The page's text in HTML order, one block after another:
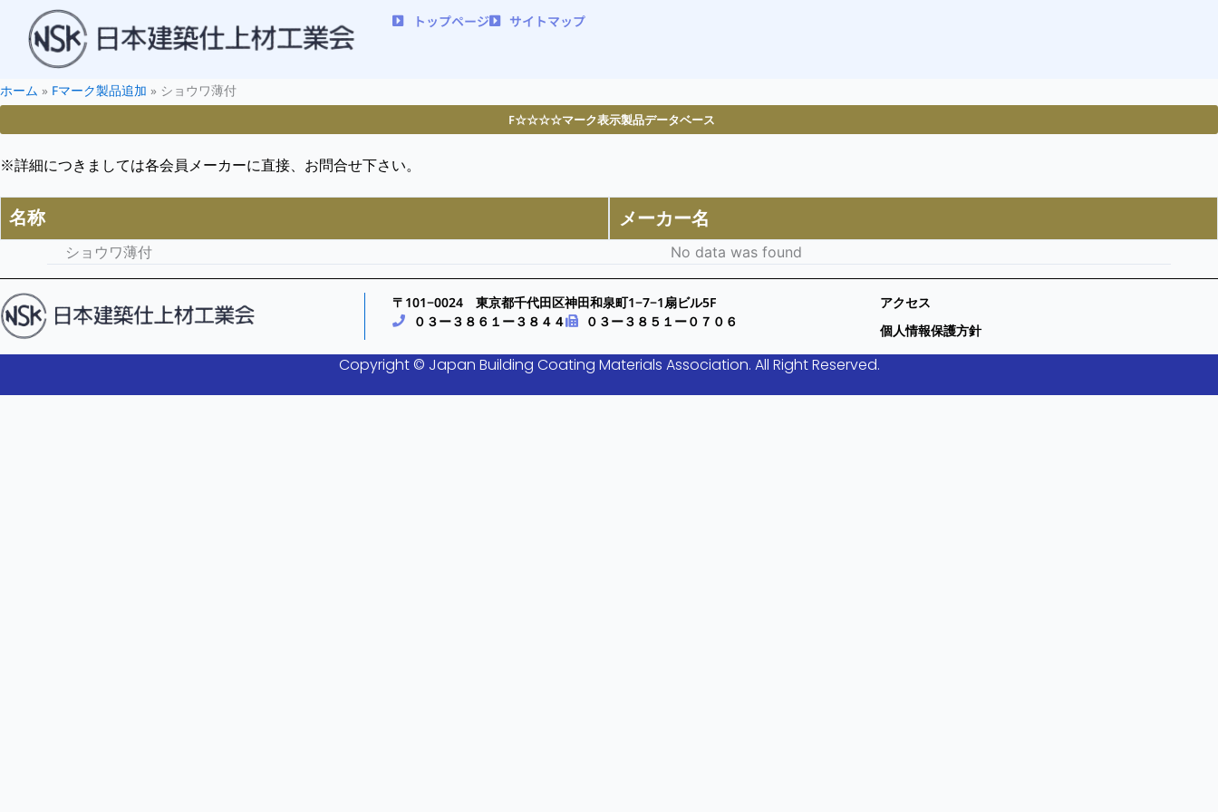
トップページ サイトマップ
ホーム » Fマーク製品追加 » ショウワ薄付
F☆☆☆☆マーク表示製品データベース
※詳細につきましては各会員メーカーに直接、お問合せ下さい。
名称 メーカー名
ショウワ薄付 No data was found
〒101−0024 東京都千代田区神田和泉町1−7−1扇ビル5F
０３ー３８６１ー３８４４
０３ー３８５１ー０７０６
アクセス
個人情報保護方針
Copyright © Japan Building Coating Materials Association. All Right Reserved.